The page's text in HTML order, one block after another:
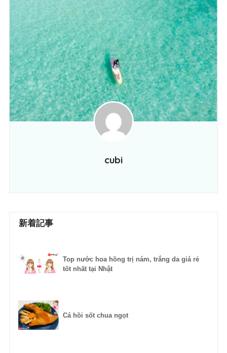
cubi
新着記事
Top nước hoa hồng trị nám, trắng da giá rẻ
tốt nhất tại Nhật
Cá hồi sốt chua ngọt